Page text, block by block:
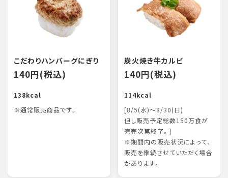
こだわりハンバーグにぎり
140円(税込)
138kcal
※通常販売商品です。
炭火焼き牛カルビ
140円(税込)
114kcal
[8/5(水)～8/30(日)
但し販売予定総数150万食が
完売次第終了。]
※期間内の販売状況によって、
販売を継続させていただく場合
があります。